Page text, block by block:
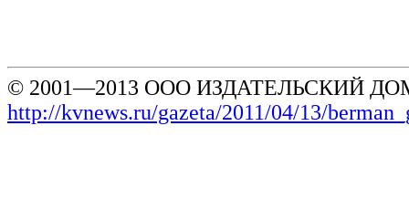
© 2001—2013 ООО ИЗДАТЕЛЬСКИЙ
http://kvnews.ru/gazeta/2011/04/13/